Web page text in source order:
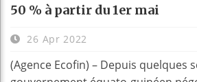
50 % à partir du 1er mai
26 Apr 2022
(Agence Ecofin) – Depuis quelques